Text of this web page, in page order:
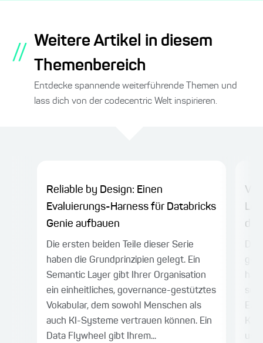
//
Weitere Artikel in diesem
Themenbereich
Entdecke spannende weiterführende Themen und
lass dich von der codecentric Welt inspirieren.
Reliable by Design: Einen
Evaluierungs-Harness für Databricks
Genie aufbauen
Die ersten beiden Teile dieser Serie
haben die Grundprinzipien gelegt. Ein
Semantic Layer gibt Ihrer Organisation
ein einheitliches, governance-gestütztes
Vokabular, dem sowohl Menschen als
auch KI-Systeme vertrauen können. Ein
Data Flywheel gibt Ihrem...
Die
und